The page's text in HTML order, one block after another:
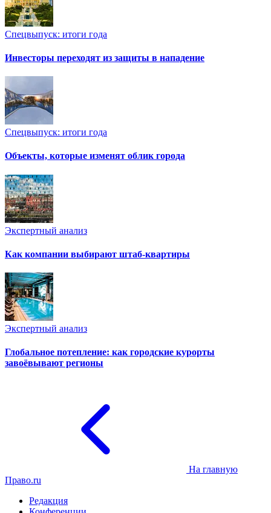
Спецвыпуск: итоги года
Инвесторы переходят из защиты в нападение
Спецвыпуск: итоги года
Объекты, которые изменят облик города
Экспертный анализ
Как компании выбирают штаб-квартиры
Экспертный анализ
Глобальное потепление: как городские курорты
завоёвывают регионы
На главную
Право.ru
Редакция